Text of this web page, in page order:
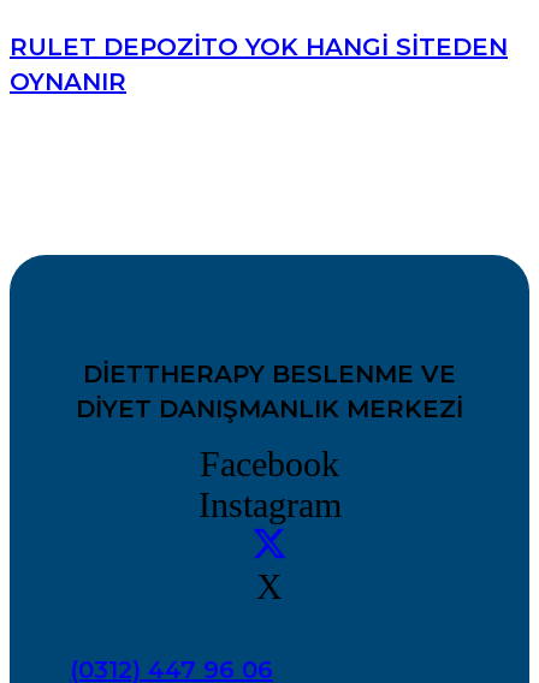
RULET DEPOZITO YOK HANGI SITEDEN
OYNANIR
DIETTHERAPY BESLENME VE
DIYET DANIŞMANLIK MERKEZI
Facebook
Instagram
X
(0312) 447 96 06